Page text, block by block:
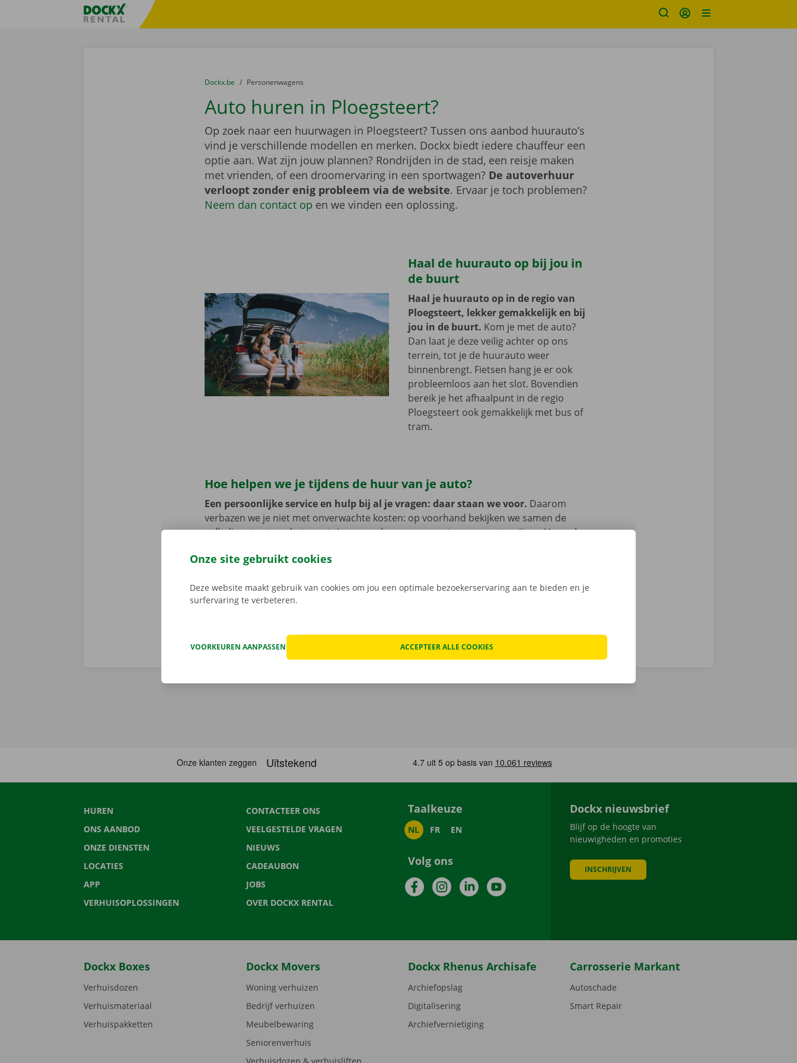
Taalselectie overslaanFratello DEMO
U bevindt zich hier:
van
Dockx.be naar
Personenwagens
Auto huren in Ploegsteert?
Op zoek naar een huurwagen in Ploegsteert? Tussen ons aanbod huurauto’s
vind je verschillende modellen en merken. Dockx biedt iedere chauffeur een
optie aan. Wat zijn jouw plannen? Rondrijden in de stad, een reisje maken
met vrienden, of een droomervaring in een sportwagen? De autoverhuur
verloopt zonder enig probleem via de website. Ervaar je toch problemen?
Neem dan contact op en we vinden een oplossing.
Haal de huurauto op bij jou in
de buurt
Haal je huurauto op in de regio van
Ploegsteert, lekker gemakkelijk en bij
jou in de buurt. Kom je met de auto?
Dan laat je deze veilig achter op ons
terrein, tot je de huurauto weer
binnenbrengt. Fietsen hang je er ook
probleemloos aan het slot. Bovendien
bereik je het afhaalpunt in de regio
Ploegsteert ook gemakkelijk met bus of
tram.
Hoe helpen we je tijdens de huur van je auto?
Een persoonlijke service en hulp bij al je vragen: daar staan we voor. Daarom
verbazen we je niet met onverwachte kosten: op voorhand bekijken we samen de
volledige staat van het voertuig en overlopen we onze transparante prijzen. Hoewel we
vertoont. In dat geval staat er 24/7 assistentie en pechverhelping voor je klaar: in heel
HUREN
ONS AANBOD
ONZE DIENSTEN
LOCATIES
APP
VERHUISOPLOSSINGEN
CONTACTEER ONS
VEELGESTELDE VRAGEN
NIEUWS
CADEAUBON
JOBS
OVER DOCKX RENTAL
Taalkeuze
NL FR EN
Volg ons
FacebookInstagramLinkedInYouTube
Dockx nieuwsbrief
Blijf op de hoogte van
nieuwigheden en promoties
INSCHRIJVEN
Dockx Boxes
Verhuisdozen
Verhuismateriaal
Verhuispakketten
Dockx Movers
Woning verhuizen
Bedrijf verhuizen
Meubelbewaring
Seniorenverhuis
Dockx Rhenus Archisafe
Archiefopslag
Digitalisering
Archiefvernietiging
Carrosserie Markant
Autoschade
Smart Repair
Onze site gebruikt cookies
Deze website maakt gebruik van cookies om jou een optimale bezoekerservaring aan te bieden en je
surfervaring te verbeteren.
VOORKEUREN AANPASSEN ACCEPTEER ALLE COOKIES